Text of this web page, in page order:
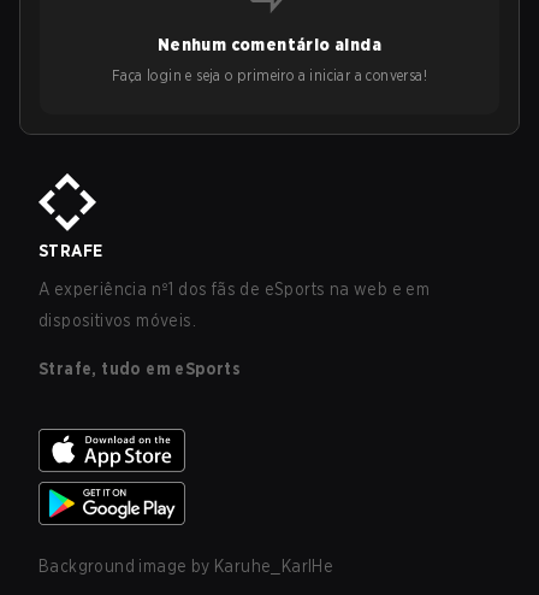
Nenhum comentário ainda
Faça login e seja o primeiro a iniciar a conversa!
STRAFE
A experiência nº1 dos fãs de eSports na web e em
dispositivos móveis.
Strafe, tudo em eSports
Background image by Karuhe_KarlHe